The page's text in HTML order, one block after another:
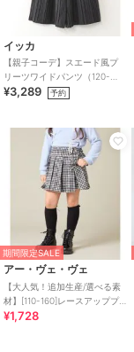
イッカ
【親子コーデ】スエード風プ
リーツワイドパンツ（120-
160cm）
¥3,289 予約
期間限定SALE
アー・ヴェ・ヴェ
【大人気！追加生産/選べる素
材】[110-160]レースアッププ
リーツスカパン
¥1,728